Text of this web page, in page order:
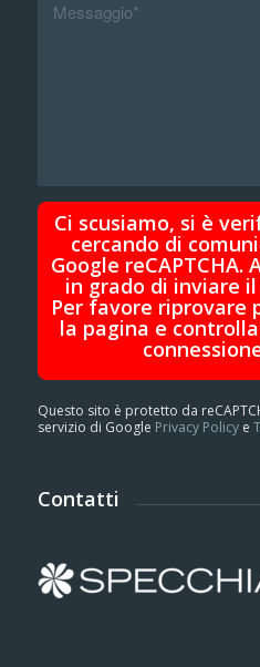
Ci scusiamo, si è
cercando di
Google reCAPTCHA.
in grado di inviare
Per favore riprovare
la pagina e
Questo sito è protetto da
servizio di Google Privacy Policye
Contatti